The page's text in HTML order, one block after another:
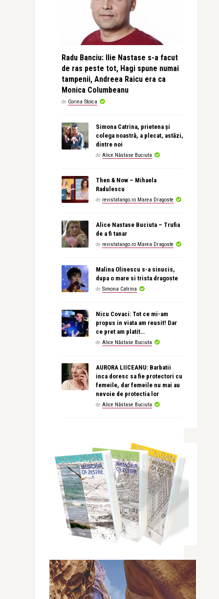
Radu Banciu: Ilie Nastase s-a facut
de ras peste tot, Hagi spune numai
tampenii, Andreea Raicu era ca
Monica Columbeanu
de Corina Stoica
Simona Catrina, prietena și
colega noastră, a plecat, astăzi,
dintre noi
de Alice Năstase Buciuta
Then & Now – Mihaela
Radulescu
de revistatango.ro Marea Dragoste
Alice Nastase Buciuta – Trufia
de a fi tanar
de revistatango.ro Marea Dragoste
Malina Olinescu s-a sinucis,
dupa o mare si trista dragoste
de Simona Catrina
Nicu Covaci: Tot ce mi-am
propus in viata am reusit! Dar
ce pret am platit…
de Alice Năstase Buciuta
AURORA LIICEANU: Barbatii
inca doresc sa fie protectori cu
femeile, dar femeile nu mai au
nevoie de protectia lor
de Alice Năstase Buciuta